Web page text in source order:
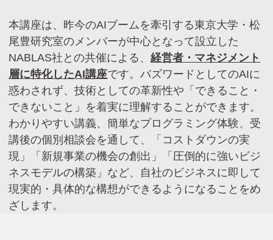
本講座は、昨今のAIブームを牽引する東京大学・松
尾豊研究室のメンバーが中心となって設立した
NABLAS社との共催による、 経営者・マネジメント
層に特化したAI講座です。バズワードとしてのAIに
惑わされず、技術としての革新性や「できること・
できないこと」を着実に理解することができます。
わかりやすい講義、簡単なプログラミング体験、受
講後の個別相談会を通して、「コストダウンの実
現」「新規事業の機会の創出」「圧倒的に強いビジ
ネスモデルの構築」など、自社のビジネスに即して
現実的・具体的な構想ができるようになることをめ
ざします。